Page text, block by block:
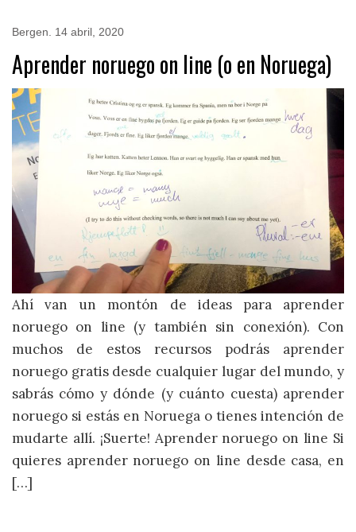
Bergen. 14 abril, 2020
Aprender noruego on line (o en Noruega)
Ahí van un montón de ideas para aprender
noruego on line (y también sin conexión). Con
muchos de estos recursos podrás aprender
noruego gratis desde cualquier lugar del mundo, y
sabrás cómo y dónde (y cuánto cuesta) aprender
noruego si estás en Noruega o tienes intención de
mudarte allí. ¡Suerte! Aprender noruego on line Si
quieres aprender noruego on line desde casa, en
[…]